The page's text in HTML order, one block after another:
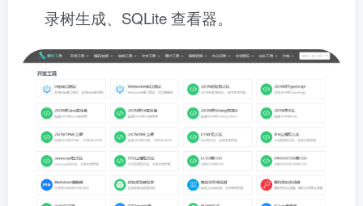
录树生成、SQLite 查看器。